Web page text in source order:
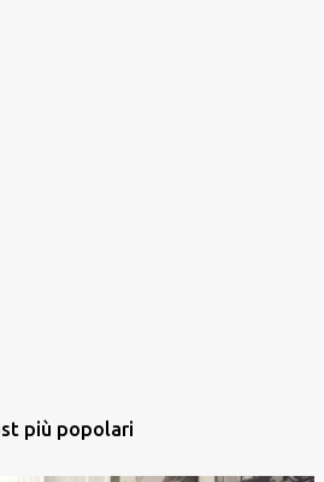
più popolari